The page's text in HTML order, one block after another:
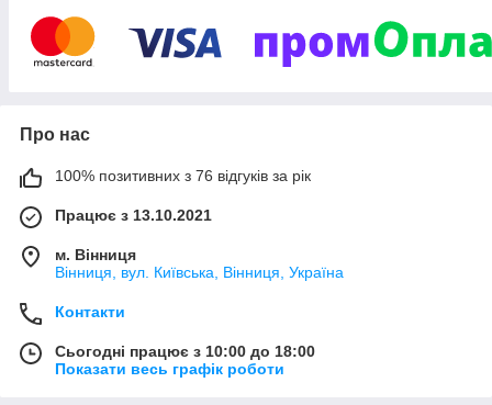
Про нас
100% позитивних з 76 відгуків за рік
Працює з 13.10.2021
м. Вінниця
Вінниця, вул. Київська, Вінниця, Україна
Контакти
Сьогодні працює з 10:00 до 18:00
Показати весь графік роботи